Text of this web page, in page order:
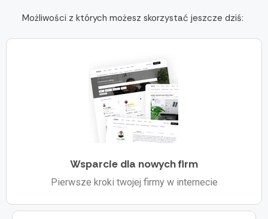
Możliwości z których możesz skorzystać jeszcze dziś:
Wsparcie dla nowych firm
Pierwsze kroki twojej firmy w internecie